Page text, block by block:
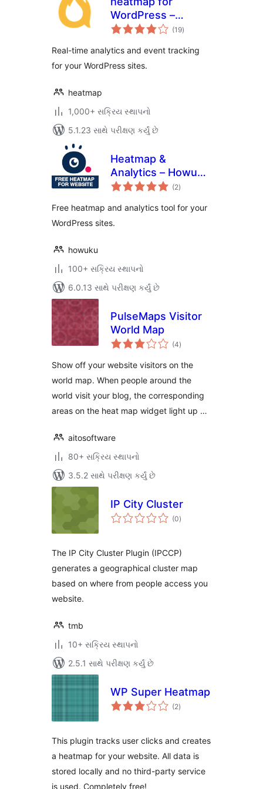
WordPress –
Realtime analytics
(19કુલ
રેટિંગ્સ
)
Real-time analytics and event tracking
for your WordPress sites.
heatmap
1,000+ સક્રિય સ્થાપનો
5.1.23 સાથે પરીક્ષણ કર્યું છે
Heatmap &
Analytics – Howuku
Web Optimization
(2કુલ
રેટિંગ્સ
)
Free heatmap and analytics tool for your
WordPress sites.
howuku
100+ સક્રિય સ્થાપનો
6.0.13 સાથે પરીક્ષણ કર્યું છે
PulseMaps Visitor
World Map
(4કુલ
રેટિંગ્સ
)
Show off your website visitors on the
world map. When people around the
world visit your blog, the corresponding
areas on the heat map widget light up …
aitosoftware
80+ સક્રિય સ્થાપનો
3.5.2 સાથે પરીક્ષણ કર્યું છે
IP City Cluster
(0કુલ
રેટિંગ્સ
)
The IP City Cluster Plugin (IPCCP)
generates a geographical cluster map
based on where from people access you
website.
tmb
10+ સક્રિય સ્થાપનો
2.5.1 સાથે પરીક્ષણ કર્યું છે
WP Super Heatmap
(2કુલ
રેટિંગ્સ
)
This plugin tracks user clicks and creates
a heatmap for your website. All data is
stored locally and no third-party service
is used. Completely free!